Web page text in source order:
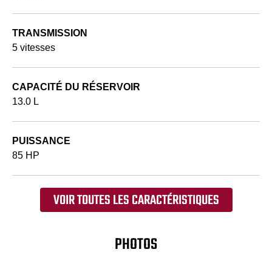
TRANSMISSION
5 vitesses
CAPACITÉ DU RÉSERVOIR
13.0 L
PUISSANCE
85 HP
VOIR TOUTES LES CARACTÉRISTIQUES
PHOTOS